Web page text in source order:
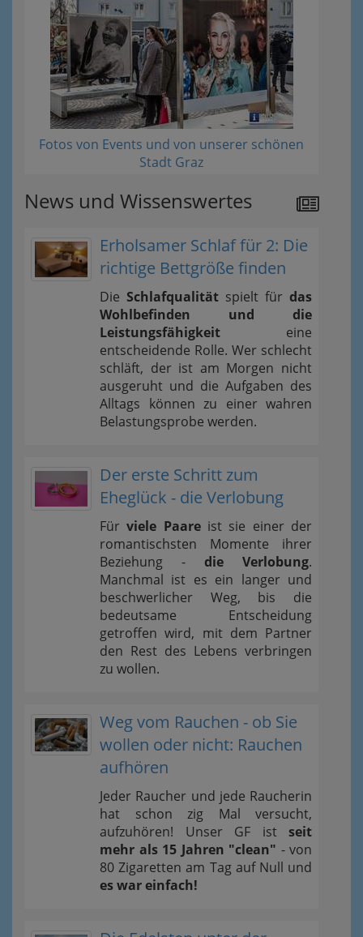
Fotos von Events und von unserer schönen
Stadt Graz
News und Wissenswertes
Erholsamer Schlaf für 2: Die
richtige Bettgröße finden
Die Schlafqualität spielt für das
Wohlbefinden und die
Leistungsfähigkeit eine
entscheidende Rolle. Wer schlecht
schläft, der ist am Morgen nicht
ausgeruht und die Aufgaben des
Alltags können zu einer wahren
Belastungsprobe werden.
Der erste Schritt zum
Eheglück - die Verlobung
Fürviele Paareist sie einer der
romantischsten Momente ihrer
Beziehung - die Verlobung.
Manchmal ist es ein langer und
beschwerlicher Weg, bis die
bedeutsame Entscheidung
getroffen wird, mit dem Partner
den Rest des Lebens verbringen
zu wollen.
Weg vom Rauchen - ob Sie
wollen oder nicht: Rauchen
aufhören
Jeder Raucher und jede Raucherin
hat schon zig Mal versucht,
aufzuhören! Unser GF ist seit
mehr als 15 Jahren "clean" - von
80 Zigaretten am Tag auf Null und
es war einfach!